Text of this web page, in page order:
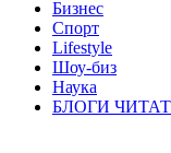
Бизнес
Спорт
Lifestyle
Шоу-биз
Наука
БЛОГИ